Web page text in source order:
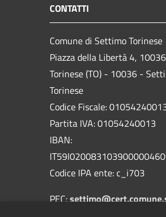
CONTATTI
Comune di Settimo Torinese
Piazza della Libertà 4,
Torinese (TO) - 10036 -
Torinese
Codice Fiscale:
Partita IVA: 01054240013
IBAN:
Codice IPA ente: c_i703
PEC: